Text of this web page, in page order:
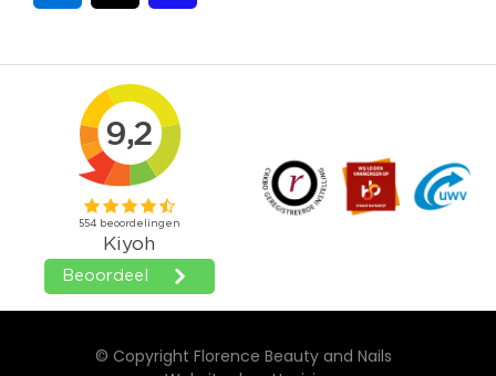
© Copyright Florence Beauty and Nails